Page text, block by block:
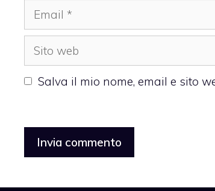
Email
Sito
web
Salva il mio nome, email e sito